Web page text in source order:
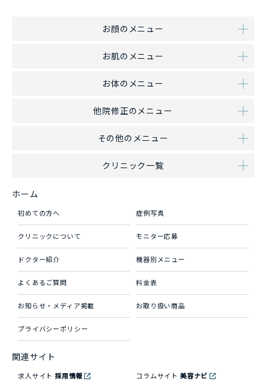
お顔のメニュー
お肌のメニュー
お体のメニュー
他院修正のメニュー
その他のメニュー
クリニック一覧
ホーム
初めての方へ 症例写真
クリニックについて モニター応募
ドクター紹介 機器別メニュー
よくあるご質問 料金表
お知らせ・メディア掲載 お取り扱い商品
プライバシーポリシー
関連サイト
求人サイト採用情報 コラムサイト 美容ナビ